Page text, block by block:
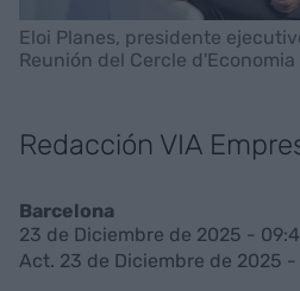
Eloi Planes, presidente
Reunión del Cercle
Redacción VIA
Barcelona
23 de Diciembre de 2025 -
Act. 23 de Diciembre de 2025 -